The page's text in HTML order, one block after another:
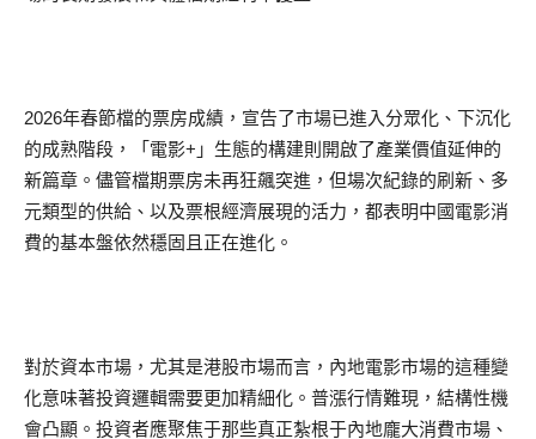
2026年春節檔的票房成績，宣告了市場已進入分眾化、下沉化
的成熟階段，
「 電影+ 」 生態的構建則開啟了產業價值延伸的
新篇章。儘管檔期票房未再狂飆突進，但場次紀錄的刷新、多
元類型的供給、以及票根經濟展現的活力，都表明中國電影消
費的基本盤依然穩固且正在進化。
對於資本市場，尤其是港股市場而言，內地電影市場的這種變
化意味著投資邏輯需要更加精細化。 普漲行情難現，結構性機
會凸顯。投資者應聚焦于那些真正紮根于內地龐大消費市場、